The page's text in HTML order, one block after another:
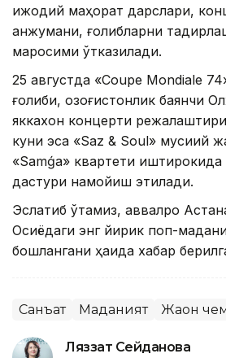
ижодий маҳорат дарслари,
анжумани, ғолибларни
маросими ўтказилади.
25 августда «Coupe Mondiale
ғолиби, қозоғистонлик баянчи
яккахон концерти
куни эса «Saz & Soul» мусиқий
«Samǵa» квартети иштирокида
дастури намойиш этилади.
Эслатиб ўтамиз, аввалроқ
Осиёдаги энг йирик поп-
бошлангани ҳақида хабар
Санъат Маданият Жаҳон
Ляззат Сейданова